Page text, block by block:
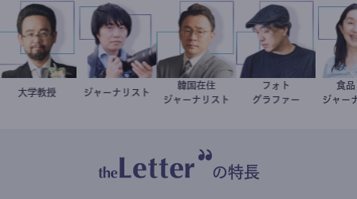
金谷一朗
大学教授 志葉玲
ジャーナリスト 徐台教
韓国在住
ジャーナリスト
別所隆弘
フォト
グラファー
ジ
の特長